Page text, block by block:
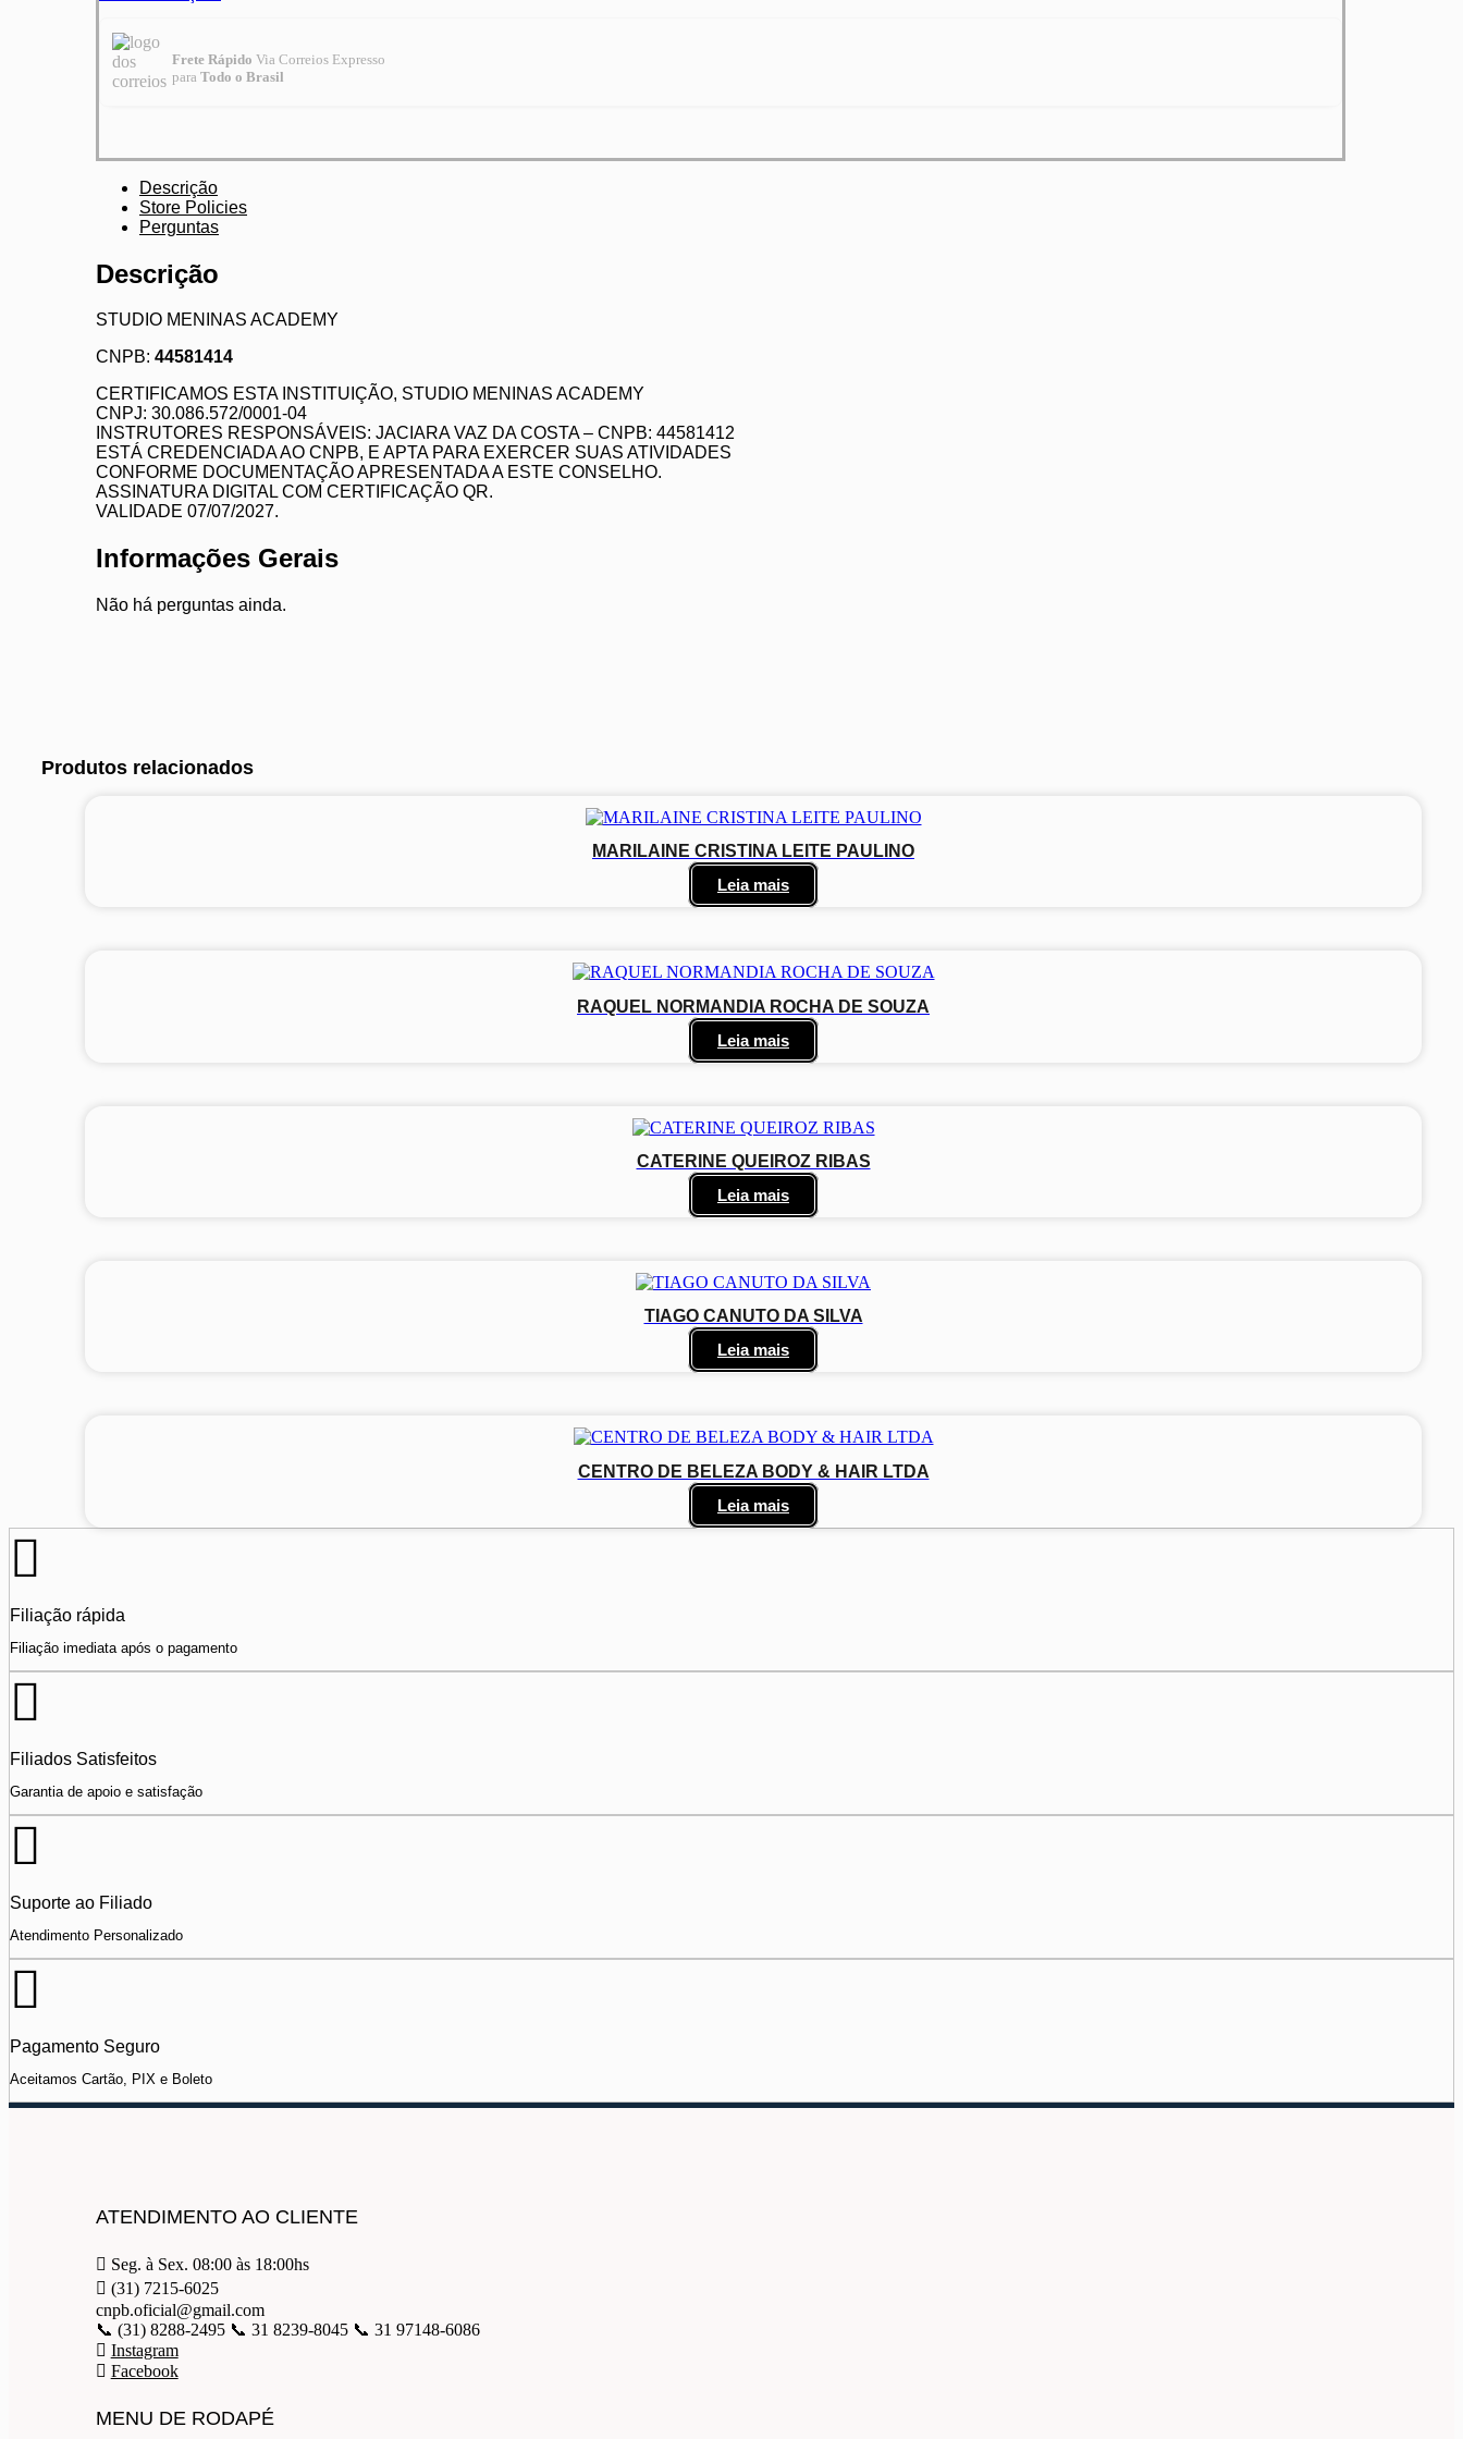
Frete Rápido Via Correios Expresso
para Todo o Brasil
Descrição
Store Policies
Perguntas
Descrição
STUDIO MENINAS ACADEMY
CNPB: 44581414
CERTIFICAMOS ESTA INSTITUIÇÃO, STUDIO MENINAS ACADEMY
CNPJ: 30.086.572/0001-04
INSTRUTORES RESPONSÁVEIS: JACIARA VAZ DA COSTA – CNPB: 44581412
ESTÁ CREDENCIADA AO CNPB, E APTA PARA EXERCER SUAS ATIVIDADES
CONFORME DOCUMENTAÇÃO APRESENTADA A ESTE CONSELHO.
ASSINATURA DIGITAL COM CERTIFICAÇÃO QR.
VALIDADE 07/07/2027.
Informações Gerais
Não há perguntas ainda.
Produtos relacionados
MARILAINE CRISTINA LEITE PAULINO
Leia mais
RAQUEL NORMANDIA ROCHA DE SOUZA
Leia mais
CATERINE QUEIROZ RIBAS
Leia mais
TIAGO CANUTO DA SILVA
Leia mais
CENTRO DE BELEZA BODY & HAIR LTDA
Leia mais
Filiação rápida
Filiação imediata após o pagamento
Filiados Satisfeitos
Garantia de apoio e satisfação
Suporte ao Filiado
Atendimento Personalizado
Pagamento Seguro
Aceitamos Cartão, PIX e Boleto
ATENDIMENTO AO CLIENTE
Seg. à Sex. 08:00 às 18:00hs
(31) 7215-6025
cnpb.oficial@gmail.com
📞 (31) 8288-2495 📞 31 8239-8045 📞 31 97148-6086
Instagram
Facebook
MENU DE RODAPÉ